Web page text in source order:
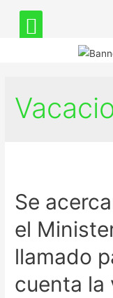
Se
el
llamado
cuenta la